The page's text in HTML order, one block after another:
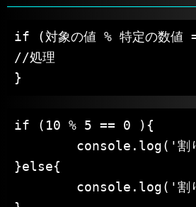
if (対象の値 % 特定の数
//処理
}
if (10 % 5 == 0 ){
}else{